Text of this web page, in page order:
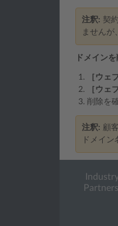
注釈: 契
ませんが
ドメイン
［ウェ
［ウェ
削除を
注釈: 顧
ドメイ